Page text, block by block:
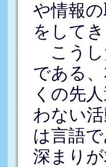
や情報
をしてき
こうし
である
くの先
わない
は言語
深まり